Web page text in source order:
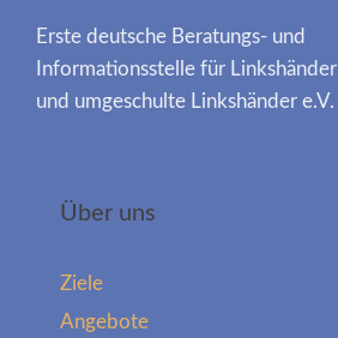
Erste deutsche Beratungs- und
Informationsstelle für Linkshänder
und umgeschulte Linkshänder e.V.
Über uns
Ziele
Angebote